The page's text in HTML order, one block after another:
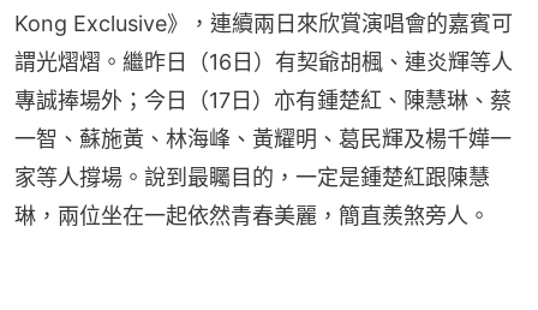
Kong Exclusive》，連續兩日來欣賞演唱會的嘉賓可
謂光熠熠。繼昨日（16日）有契爺胡楓、連炎輝等人
專誠捧場外；今日（17日）亦有鍾楚紅、陳慧琳、蔡
一智、蘇施黃、林海峰、黃耀明、葛民輝及楊千嬅一
家等人撐場。說到最矚目的，一定是鍾楚紅跟陳慧
琳，兩位坐在一起依然青春美麗，簡直羨煞旁人。